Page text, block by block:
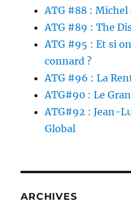
ATG #88 : Michel
ATG #89 : The
ATG #95 : Et si
connard ?
ATG #96 : La
ATG#90 : Le
ATG#92 : Jean-
Global
ARCHIVES